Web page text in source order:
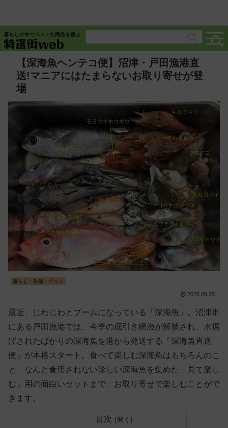
暮らしの中でベストな商品を選ぶ
【深海魚ヘンテコ便】沼津・戸田漁港直
送!マニアにはたまらないお取り寄せが登
場
暮らし・生活・ペット
2020.09.25
最近、じわじわとブームになっている「深海魚」。沼津市
にある戸田漁港では、今季の底引き網漁が解禁され、水揚
げされたばかりの深海魚を港から発送する「深海魚直送
便」が本格スタート。食べて楽しむ深海魚はもちろんのこ
と、なんと食用されない珍しい深海魚を集めた「見て楽し
む」用の面白いセットまで、お取り寄せで楽しむことがで
きます。
目次